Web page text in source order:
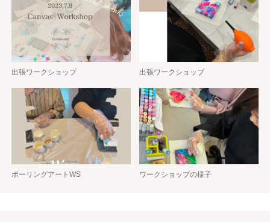
出張ワークショップ 出張ワークショップ
ポーリングアートWS ワークショップの様子